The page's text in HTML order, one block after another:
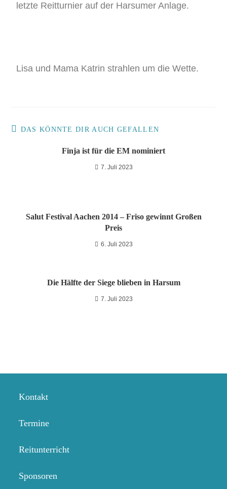
letzte Reitturnier auf der Harsumer Anlage.
Lisa und Mama Katrin strahlen um die Wette.
DAS KÖNNTE DIR AUCH GEFALLEN
Finja ist für die EM nominiert
7. Juli 2023
Salut Festival Aachen 2014 – Friso gewinnt Großen
Preis
6. Juli 2023
Die Hälfte der Siege blieben in Harsum
7. Juli 2023
Kontakt
Termine
Reitunterricht
Sponsoren